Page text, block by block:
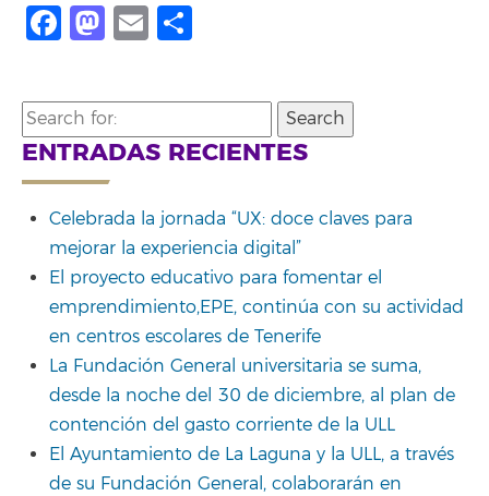
Facebook
Mastodon
Email
Search
for:
ENTRADAS RECIENTES
Celebrada la jornada “UX: doce claves para
mejorar la experiencia digital”
El proyecto educativo para fomentar el
emprendimiento,EPE, continúa con su actividad
en centros escolares de Tenerife
La Fundación General universitaria se suma,
desde la noche del 30 de diciembre, al plan de
contención del gasto corriente de la ULL
El Ayuntamiento de La Laguna y la ULL, a través
de su Fundación General, colaborarán en